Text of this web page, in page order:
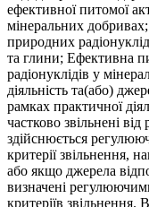
ефективної питомої
мінеральних
природних
та глини; Ефективна
радіонуклідів у
діяльність та(або)
рамках практичної
частково звільнені
здійснюється
критерії звільнення,
або якщо джерела
визначені
критеріїв